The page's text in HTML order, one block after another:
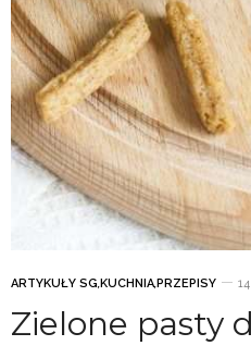
ARTYKUŁY SG,KUCHNIA,PRZEPISY
Zielone pasty